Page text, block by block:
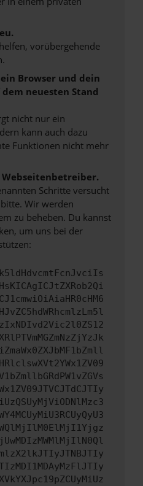
vorübergehende
Browser und dein
neuesten Stand
nicht nur ein
kann auch dazu
Funktionen nicht mehr
Schritte versucht
Wir werden
zu beheben. Du kannst
um uns bei der